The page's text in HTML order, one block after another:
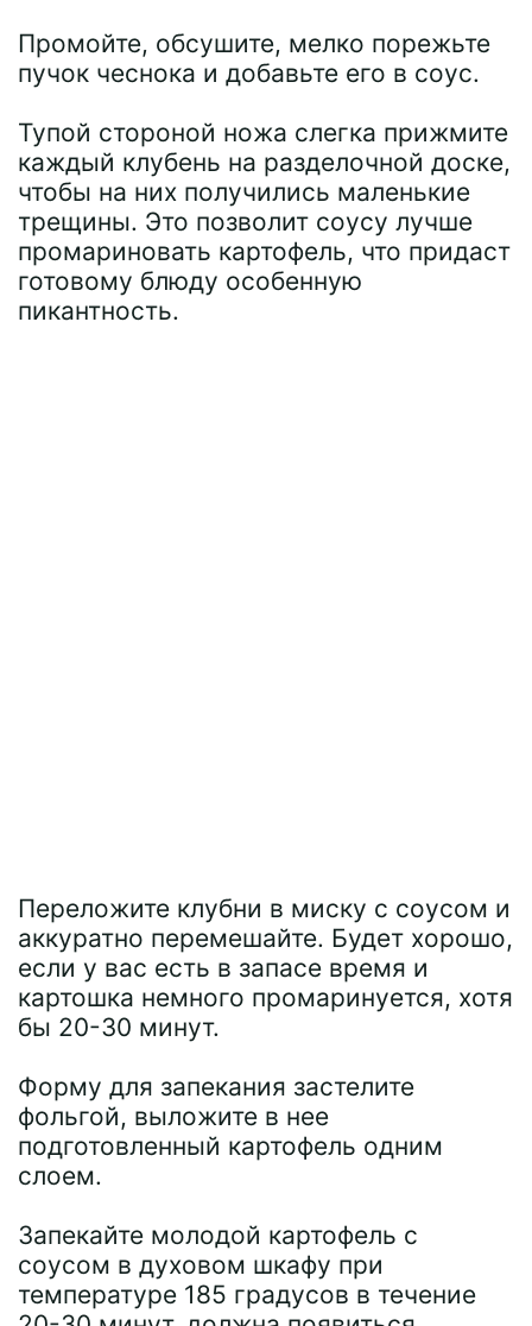
Промойте, обсушите, мелко порежьте
пучок чеснока и добавьте его в соус.
Тупой стороной ножа слегка прижмите
каждый клубень на разделочной доске,
чтобы на них получились маленькие
трещины. Это позволит соусу лучше
промариновать картофель, что придаст
готовому блюду особенную
пикантность.
Переложите клубни в миску с соусом и
аккуратно перемешайте. Будет хорошо,
если у вас есть в запасе время и
картошка немного промаринуется, хотя
бы 20-30 минут.
Форму для запекания застелите
фольгой, выложите в нее
подготовленный картофель одним
слоем.
Запекайте молодой картофель с
соусом в духовом шкафу при
температуре 185 градусов в течение